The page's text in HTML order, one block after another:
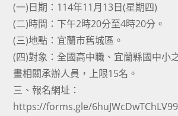
(一)日期：114年11月13日(星期四)
(二)時間：下午2時20分至4時20分。
(三)地點：宜蘭市舊城區。
(四)對象：全國高中職、宜蘭縣國中小
畫相關承辦人員，上限15名。
三、報名網址：
https://forms.gle/